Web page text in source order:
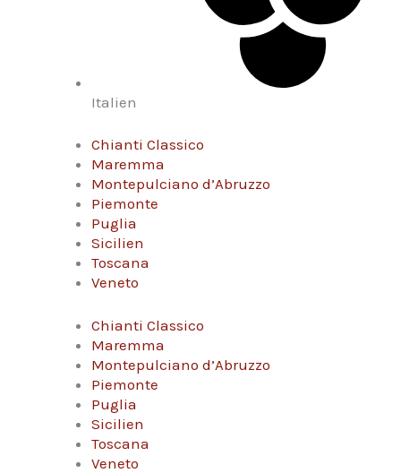
Italien
Chianti Classico
Maremma
Montepulciano d’Abruzzo
Piemonte
Puglia
Sicilien
Toscana
Veneto
Chianti Classico
Maremma
Montepulciano d’Abruzzo
Piemonte
Puglia
Sicilien
Toscana
Veneto